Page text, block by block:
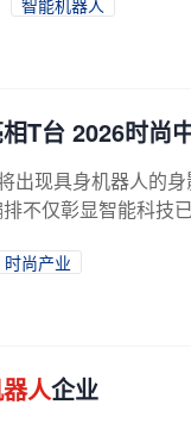
智能机器人
T台 2026时尚
出现具身机器人的
不仅彰显智能科技
时尚产业
人企业